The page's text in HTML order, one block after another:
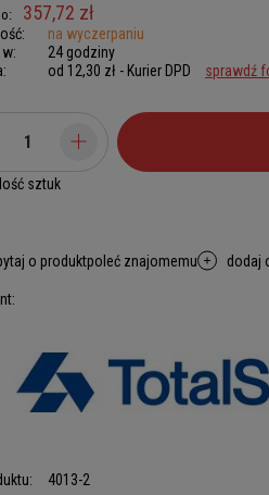
357,72 zł
na wyczerpaniu
24 godziny
od 12,30 zł - Kurier DPD sprawdź
Ilość sztuk
o produktpoleć znajomemu dodaj
4013-2